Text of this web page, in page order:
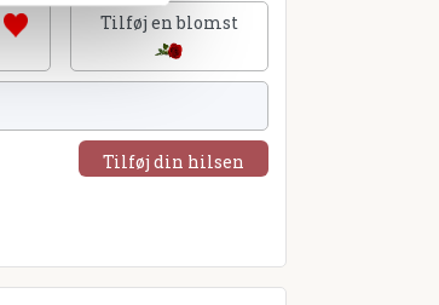
Tilføj en blomst
Tilføj din hilsen